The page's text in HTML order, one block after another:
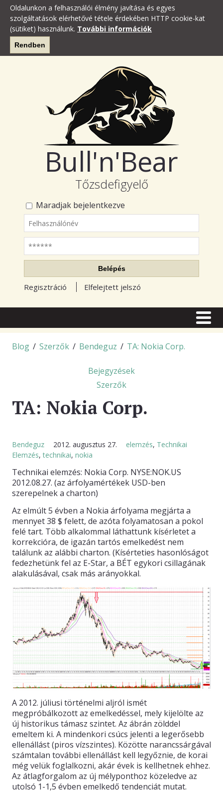
Oldalunkon a felhasználói élmény javítása és egyes
szolgáltatások elérhetővé tétele érdekében HTTP cookie-kat
(sütiket) használunk. További információk
Rendben
Bull'n'Bear
Tőzsdefigyelő
Maradjak bejelentkezve
Felhasználónév
Jelszó
Belépés
Regisztráció Elfelejtett jelszó
CIKKEK
RSS OLVASÓ
ELŐFIZETÉS
KAPCSOLAT
Blog / Szerzők / Bendeguz / TA: Nokia Corp.
Bejegyzések
Szerzők
TA: Nokia Corp.
Bendeguz 2012. augusztus 27. elemzés, Technikai
Elemzés,technikai, nokia
Technikai elemzés: Nokia Corp. NYSE:NOK.US
2012.08.27. (az árfolyamértékek USD-ben
szerepelnek a charton)
Az elmúlt 5 évben a Nokia árfolyama megjárta a
mennyet 38 $ felett, de azóta folyamatosan a pokol
felé tart. Több alkalommal láthattunk kísérletet a
korrekcióra, de igazán tartós emelkedést nem
találunk az alábbi charton. (Kísérteties hasonlóságot
fedezhetünk fel az E-Star, a BÉT egykori csillagának
alakulásával, csak más arányokkal.
A 2012. júliusi történelmi aljról ismét
megpróbálkozott az emelkedéssel, mely kijelölte az
új historikus támasz szintet. Az ábrán zölddel
emeltem ki. A mindenkori csúcs jelenti a legerősebb
ellenállást (piros vízszintes). Közötte narancssárgával
számtalan további ellenállást kell legyőznie, de korai
még velük foglalkozni, akár évek is kellhetnek ehhez.
Az átlagforgalom az új mélyponthoz közeledve az
utolsó 1-1,5 évben emelkedő tendenciát mutat.